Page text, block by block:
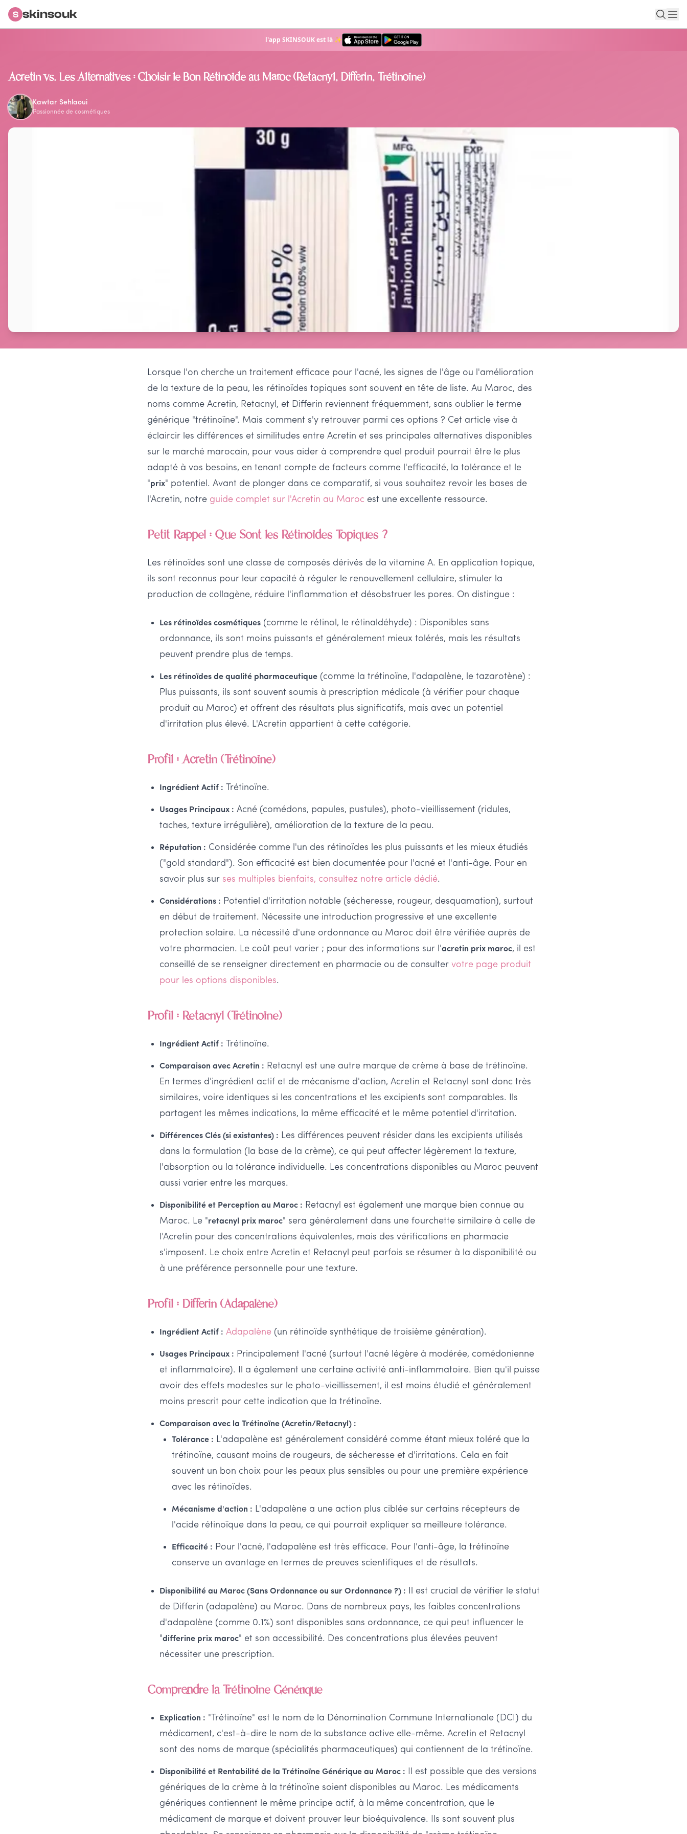
l'app SKINSOUK est là ✨
S skinsouk
Acretin vs. Les Alternatives : Choisir le Bon Rétinoïde au Maroc (Retacnyl, Differin, Trétinoïne)
Kawtar Sehlaoui
Passionnée de cosmétiques
Lorsque l'on cherche un traitement efficace pour l'acné, les signes de l'âge ou l'amélioration
de la texture de la peau, les rétinoïdes topiques sont souvent en tête de liste. Au Maroc, des
noms comme Acretin, Retacnyl, et Differin reviennent fréquemment, sans oublier le terme
générique "trétinoïne". Mais comment s'y retrouver parmi ces options ? Cet article vise à
éclaircir les différences et similitudes entre Acretin et ses principales alternatives disponibles
sur le marché marocain, pour vous aider à comprendre quel produit pourrait être le plus
adapté à vos besoins, en tenant compte de facteurs comme l'efficacité, la tolérance et le
"prix" potentiel. Avant de plonger dans ce comparatif, si vous souhaitez revoir les bases de
l'Acretin, notre guide complet sur l'Acretin au Maroc est une excellente ressource.
Petit Rappel : Que Sont les Rétinoïdes Topiques ?
Les rétinoïdes sont une classe de composés dérivés de la vitamine A. En application topique,
ils sont reconnus pour leur capacité à réguler le renouvellement cellulaire, stimuler la
production de collagène, réduire l'inflammation et désobstruer les pores. On distingue :
Les rétinoïdes cosmétiques (comme le rétinol, le rétinaldéhyde) : Disponibles sans
ordonnance, ils sont moins puissants et généralement mieux tolérés, mais les résultats
peuvent prendre plus de temps.
Les rétinoïdes de qualité pharmaceutique (comme la trétinoïne, l'adapalène, le tazarotène) :
Plus puissants, ils sont souvent soumis à prescription médicale (à vérifier pour chaque
produit au Maroc) et offrent des résultats plus significatifs, mais avec un potentiel
d'irritation plus élevé. L'Acretin appartient à cette catégorie.
Profil : Acretin (Trétinoïne)
Ingrédient Actif : Trétinoïne.
Usages Principaux : Acné (comédons, papules, pustules), photo-vieillissement (ridules,
taches, texture irrégulière), amélioration de la texture de la peau.
Réputation : Considérée comme l'un des rétinoïdes les plus puissants et les mieux étudiés
("gold standard"). Son efficacité est bien documentée pour l'acné et l'anti-âge. Pour en
savoir plus sur ses multiples bienfaits, consultez notre article dédié.
Considérations : Potentiel d'irritation notable (sécheresse, rougeur, desquamation), surtout
en début de traitement. Nécessite une introduction progressive et une excellente
protection solaire. La nécessité d'une ordonnance au Maroc doit être vérifiée auprès de
votre pharmacien. Le coût peut varier ; pour des informations sur l'acretin prix maroc, il est
conseillé de se renseigner directement en pharmacie ou de consulter votre page produit
pour les options disponibles.
Profil : Retacnyl (Trétinoïne)
Ingrédient Actif : Trétinoïne.
Comparaison avec Acretin : Retacnyl est une autre marque de crème à base de trétinoïne.
En termes d'ingrédient actif et de mécanisme d'action, Acretin et Retacnyl sont donc très
similaires, voire identiques si les concentrations et les excipients sont comparables. Ils
partagent les mêmes indications, la même efficacité et le même potentiel d'irritation.
Différences Clés (si existantes) : Les différences peuvent résider dans les excipients utilisés
dans la formulation (la base de la crème), ce qui peut affecter légèrement la texture,
l'absorption ou la tolérance individuelle. Les concentrations disponibles au Maroc peuvent
aussi varier entre les marques.
Disponibilité et Perception au Maroc : Retacnyl est également une marque bien connue au
Maroc. Le "retacnyl prix maroc" sera généralement dans une fourchette similaire à celle de
l'Acretin pour des concentrations équivalentes, mais des vérifications en pharmacie
s'imposent. Le choix entre Acretin et Retacnyl peut parfois se résumer à la disponibilité ou
à une préférence personnelle pour une texture.
Profil : Differin (Adapalène)
Ingrédient Actif : Adapalène (un rétinoïde synthétique de troisième génération).
Usages Principaux : Principalement l'acné (surtout l'acné légère à modérée, comédonienne
et inflammatoire). Il a également une certaine activité anti-inflammatoire. Bien qu'il puisse
avoir des effets modestes sur le photo-vieillissement, il est moins étudié et généralement
moins prescrit pour cette indication que la trétinoïne.
Comparaison avec la Trétinoïne (Acretin/Retacnyl) :
Tolérance : L'adapalène est généralement considéré comme étant mieux toléré que la
trétinoïne, causant moins de rougeurs, de sécheresse et d'irritations. Cela en fait
souvent un bon choix pour les peaux plus sensibles ou pour une première expérience
avec les rétinoïdes.
Mécanisme d'action : L'adapalène a une action plus ciblée sur certains récepteurs de
l'acide rétinoïque dans la peau, ce qui pourrait expliquer sa meilleure tolérance.
Efficacité : Pour l'acné, l'adapalène est très efficace. Pour l'anti-âge, la trétinoïne
conserve un avantage en termes de preuves scientifiques et de résultats.
Disponibilité au Maroc (Sans Ordonnance ou sur Ordonnance ?) : Il est crucial de vérifier le statut
de Differin (adapalène) au Maroc. Dans de nombreux pays, les faibles concentrations
d'adapalène (comme 0.1%) sont disponibles sans ordonnance, ce qui peut influencer le
"differine prix maroc" et son accessibilité. Des concentrations plus élevées peuvent
nécessiter une prescription.
Comprendre la Trétinoïne Générique
Explication : "Trétinoïne" est le nom de la Dénomination Commune Internationale (DCI) du
médicament, c'est-à-dire le nom de la substance active elle-même. Acretin et Retacnyl
sont des noms de marque (spécialités pharmaceutiques) qui contiennent de la trétinoïne.
Disponibilité et Rentabilité de la Trétinoïne Générique au Maroc : Il est possible que des versions
génériques de la crème à la trétinoïne soient disponibles au Maroc. Les médicaments
génériques contiennent le même principe actif, à la même concentration, que le
médicament de marque et doivent prouver leur bioéquivalence. Ils sont souvent plus